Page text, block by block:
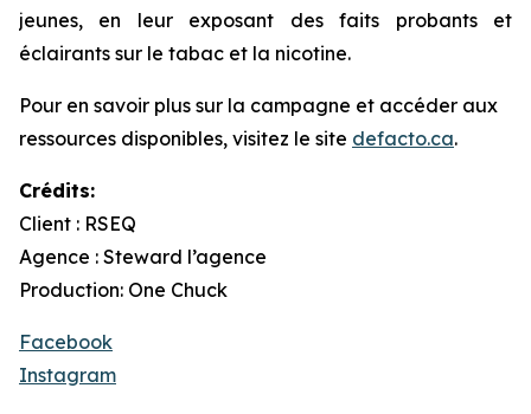
jeunes, en leur exposant des faits probants et
éclairants sur le tabac et la nicotine.
Pour en savoir plus sur la campagne et accéder aux
ressources disponibles, visitez le site defacto.ca.
Crédits:
Client : RSEQ
Agence : Steward l’agence
Production: One Chuck
Facebook
Instagram